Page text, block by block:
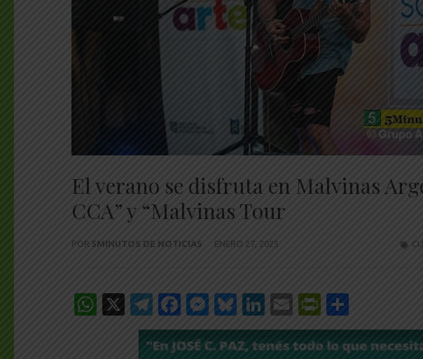
El verano se disfruta en Malvinas
CCA” y “Malvinas Tour
POR 5MINUTOS DE NOTICIAS ENERO 27, 2025
WhatsApp
X Telegram
Facebook
Messenger
Bluesky
LinkedIn
Email